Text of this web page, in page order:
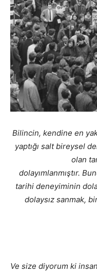
Bilincin, kendine en
yaptığı salt bireysel
olan
dolayımlanmıştır.
tarihi deneyiminin
dolaysız sanmak,
Ve size diyorum ki